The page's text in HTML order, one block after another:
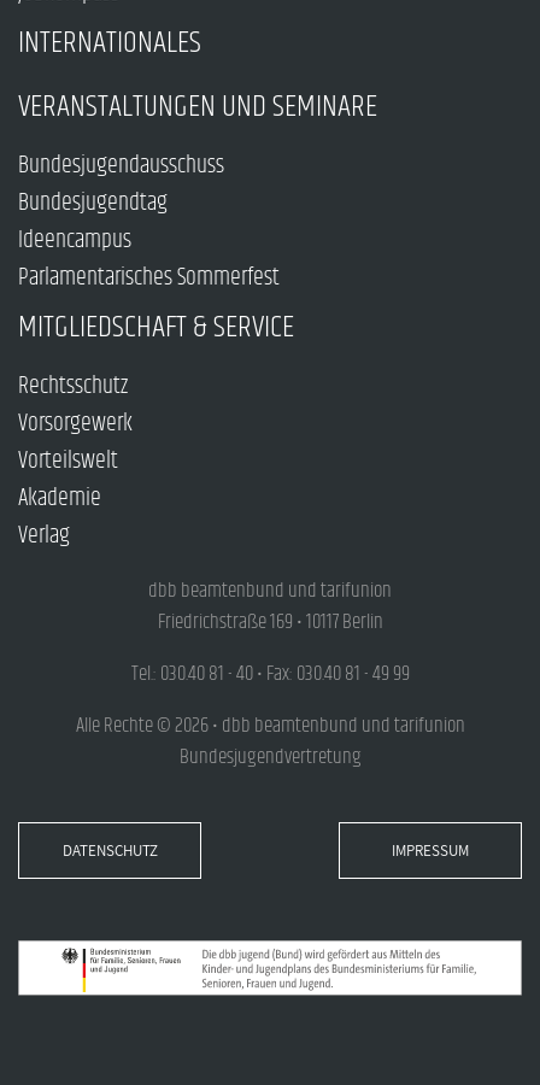
INTERNATIONALES
VERANSTALTUNGEN UND SEMINARE
Bundesjugendausschuss
Bundesjugendtag
Ideencampus
Parlamentarisches Sommerfest
MITGLIEDSCHAFT & SERVICE
Rechtsschutz
Vorsorgewerk
Vorteilswelt
Akademie
Verlag
dbb beamtenbund und tarifunion
Friedrichstraße 169 • 10117 Berlin
Tel.: 030.40 81 - 40 • Fax: 030.40 81 - 49 99
Alle Rechte © 2026 • dbb beamtenbund und tarifunion
Bundesjugendvertretung
DATENSCHUTZ IMPRESSUM